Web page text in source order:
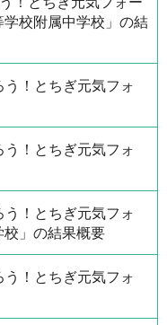
校附属中学校」の結
！とちぎ元気フォ
！とちぎ元気フォ
！とちぎ元気フォ
」の結果概要
！とちぎ元気フォ